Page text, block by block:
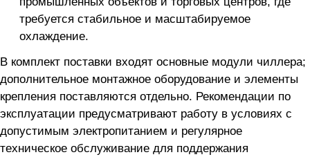
требуется стабильное и масштабируемое
охлаждение.
В комплект поставки входят основные модули чиллера;
дополнительное монтажное оборудование и элементы
крепления поставляются отдельно. Рекомендации по
эксплуатации предусматривают работу в условиях с
допустимым электропитанием и регулярное
техническое обслуживание для поддержания